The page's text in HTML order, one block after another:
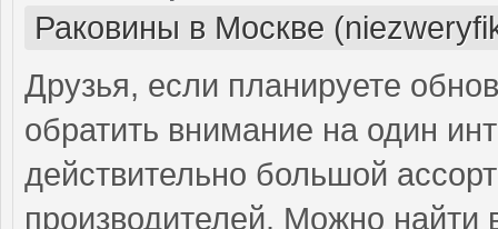
Раковины в Москве
Друзья, если планируете
обратить внимание на один
действительно большой
производителей. Можно найти